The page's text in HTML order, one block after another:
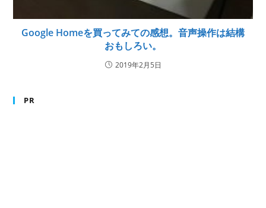
Google Homeを買ってみての感想。音声操作は結構
おもしろい。
2019年2月5日
PR